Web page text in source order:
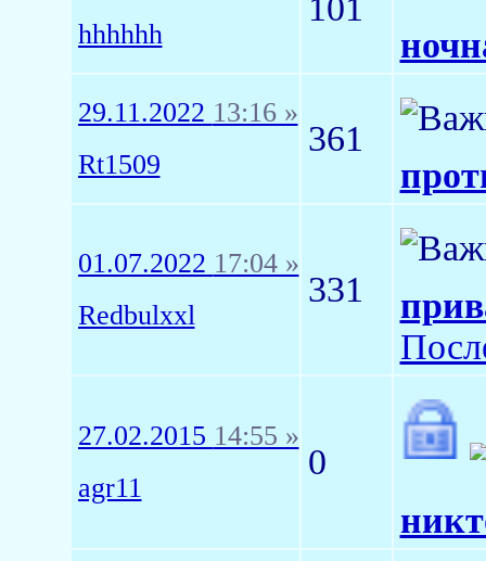
hhhhhh
101
29.11.2022 13:16 »
Rt1509
361
01.07.2022 17:04 »
Redbulxxl
331
27.02.2015 14:55 »
agr11
0